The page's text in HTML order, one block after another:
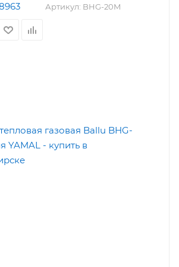
Артикул: BHG-20M